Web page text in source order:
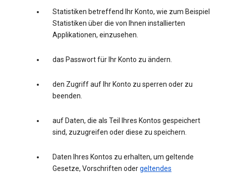
Statistiken betreffend Ihr Konto, wie zum Beispiel
Statistiken über die von Ihnen installierten
Applikationen, einzusehen.
das Passwort für Ihr Konto zu ändern.
den Zugriff auf Ihr Konto zu sperren oder zu
beenden.
auf Daten, die als Teil Ihres Kontos gespeichert
sind, zuzugreifen oder diese zu speichern.
Daten Ihres Kontos zu erhalten, um geltende
Gesetze, Vorschriften odergeltendes